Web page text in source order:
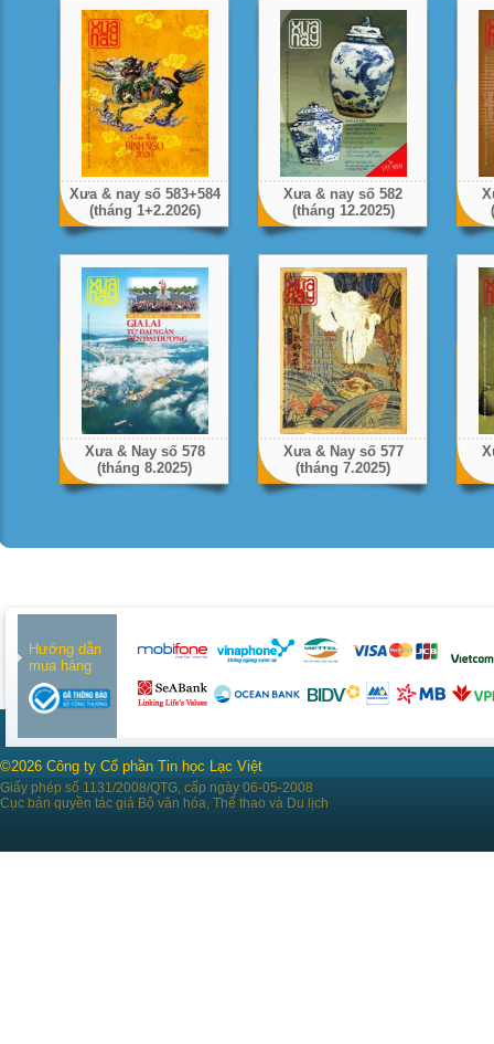
Xưa & nay số 583+584
(tháng 1+2.2026)
Xưa & nay số 582
(tháng 12.2025)
Xưa & Nay số 578
(tháng 8.2025)
Xưa & Nay số 577
(tháng 7.2025)
Hướng dẫn
mua hàng
©2026 Công ty Cổ phần Tin học Lạc Việt
Giấy phép số 1131/2008/QTG, cấp ngày 06-05-2008
Cục bản quyền tác giả Bộ văn hóa, Thể thao và Du lịch